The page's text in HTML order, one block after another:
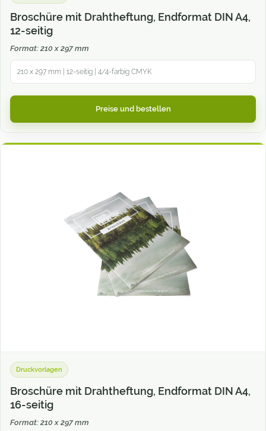
Broschüre mit Drahtheftung, Endformat DIN A4,
12-seitig
Format: 210 x 297 mm
210 x 297 mm | 12-seitig | 4/4-farbig CMYK
Preise und bestellen
Druckvorlagen
Broschüre mit Drahtheftung, Endformat DIN A4,
16-seitig
Format: 210 x 297 mm